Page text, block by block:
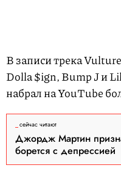
В записи трека
Dolla $ign, Bump J и
набрал на YouTube
сейчас читают
Джордж Мартин
борется с депрессией